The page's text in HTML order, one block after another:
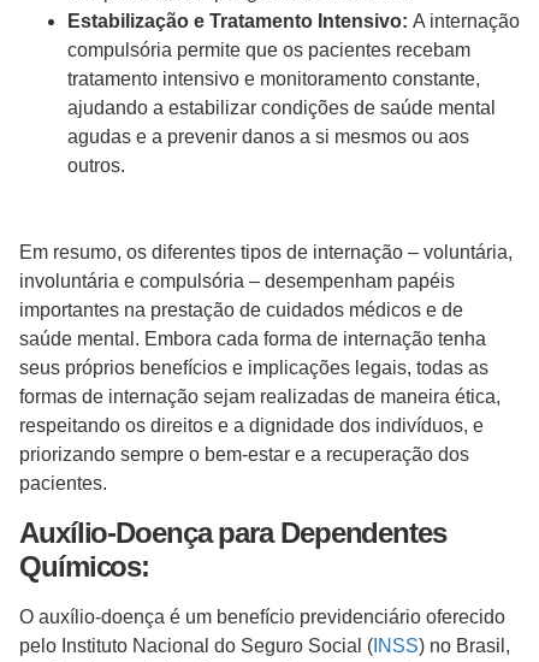
Estabilização e Tratamento Intensivo: A internação
compulsória permite que os pacientes recebam
tratamento intensivo e monitoramento constante,
ajudando a estabilizar condições de saúde mental
agudas e a prevenir danos a si mesmos ou aos
outros.
Em resumo, os diferentes tipos de internação – voluntária,
involuntária e compulsória – desempenham papéis
importantes na prestação de cuidados médicos e de
saúde mental. Embora cada forma de internação tenha
seus próprios benefícios e implicações legais, todas as
formas de internação sejam realizadas de maneira ética,
respeitando os direitos e a dignidade dos indivíduos, e
priorizando sempre o bem-estar e a recuperação dos
pacientes.
Auxílio-Doença para Dependentes
Químicos:
O auxílio-doença é um benefício previdenciário oferecido
pelo Instituto Nacional do Seguro Social ( INSS) no Brasil,